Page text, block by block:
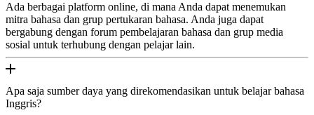
Ada berbagai platform online, di mana Anda dapat menemukan
mitra bahasa dan grup pertukaran bahasa. Anda juga dapat
bergabung dengan forum pembelajaran bahasa dan grup media
sosial untuk terhubung dengan pelajar lain.
Apa saja sumber daya yang direkomendasikan untuk belajar bahasa
Inggris?